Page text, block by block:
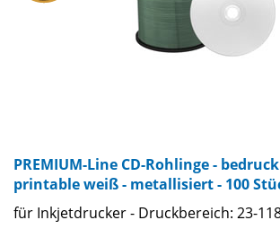
PREMIUM-Line CD-Rohlinge -
printable weiß - metallisiert - 100
für Inkjetdrucker - Druckbereich: 23-